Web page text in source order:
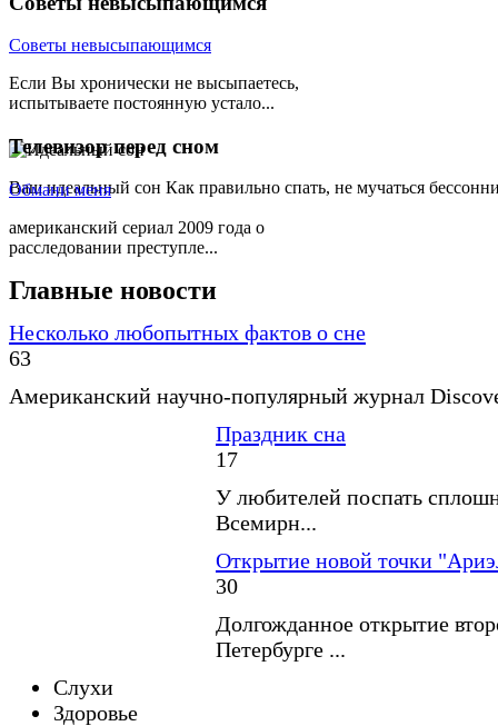
Ваш идеальный сон Как правильно спать, не мучаться
Советы невысыпающимся
Если Вы хронически не высыпаетесь,
испытываете постоянную устало...
Телевизорперед сном
Обмани меня
американский сериал 2009 года о
расследовании преступле...
Главные новости
Несколько любопытных фактов о сне
63
Американский научно-популярный журнал
Праздник сна
17
У любителей поспать
Всемирн...
Открытие новой точки
30
Долгожданное открытие
Петербурге ...
Слухи
Здоровье